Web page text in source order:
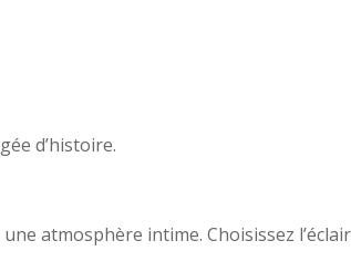
d’histoire.
atmosphère intime. Choisissez